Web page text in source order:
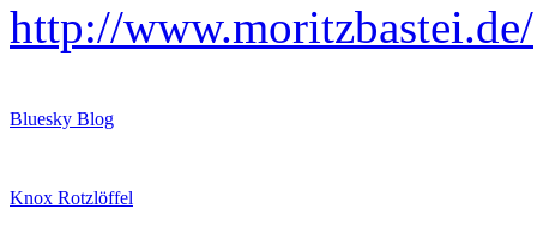
http://www.moritzbastei.de/
Bluesky Blog
Knox Rotzlöffel